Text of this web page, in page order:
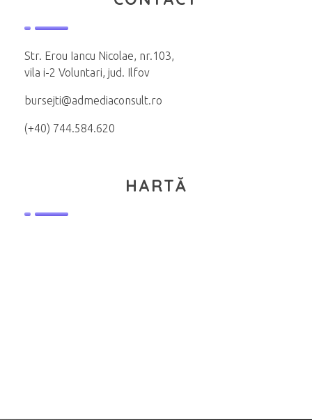
Str. Erou Iancu Nicolae, nr.103,
vila i-2 Voluntari, jud. Ilfov
bursejti@admediaconsult.ro
(+40) 744.584.620
HARTĂ